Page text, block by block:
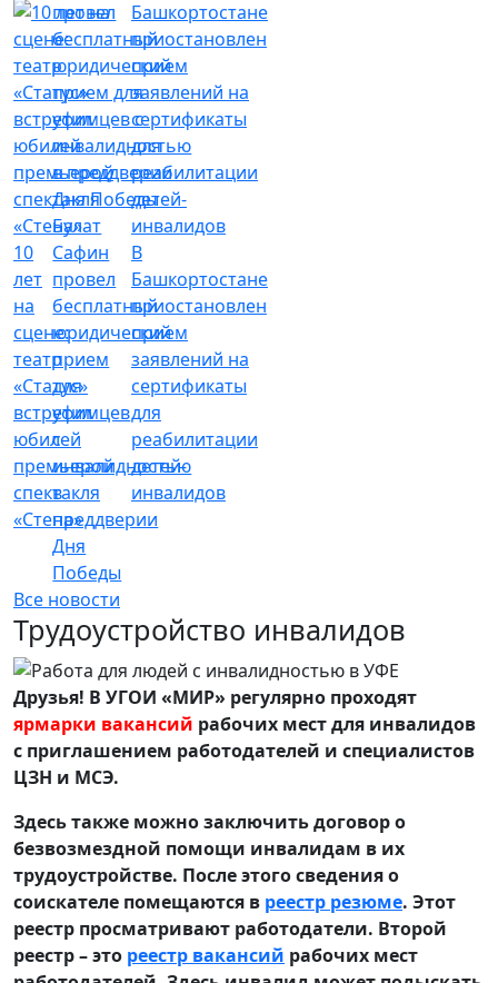
10
лет
на
сцене:
театр
«Статус»
встретил
юбилей
премьерой
спектакля
«Стена»
Булат
Сафин
провел
бесплатный
юридический
прием
для
уфимцев
с
инвалидностью
в
преддверии
Дня
Победы
В
Башкортостане
приостановлен
прием
заявлений на
сертификаты
для
реабилитации
детей-
инвалидов
Все новости
Трудоустройство инвалидов
Друзья! В УГОИ «МИР» регулярно проходят
ярмарки вакансий рабочих мест для инвалидов
с приглашением работодателей и специалистов
ЦЗН и МСЭ.
Здесь также можно заключить договор о
безвозмездной помощи инвалидам в их
трудоустройстве. После этого сведения о
соискателе помещаются в реестр резюме. Этот
реестр просматривают работодатели. Второй
реестр – это реестр вакансий рабочих мест